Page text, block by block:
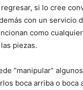
si lo cree
con un servicio
como
piezas.
“manipular”
boca arriba o